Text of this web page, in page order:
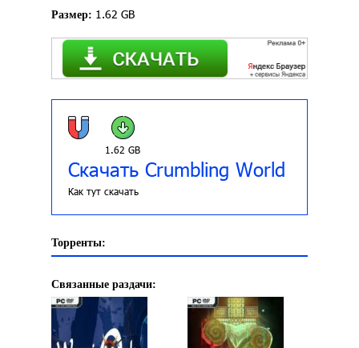
Размер: 1.62 GB
1.62 GB
Скачать Crumbling World
Как тут скачать
Торренты:
Связанные раздачи: